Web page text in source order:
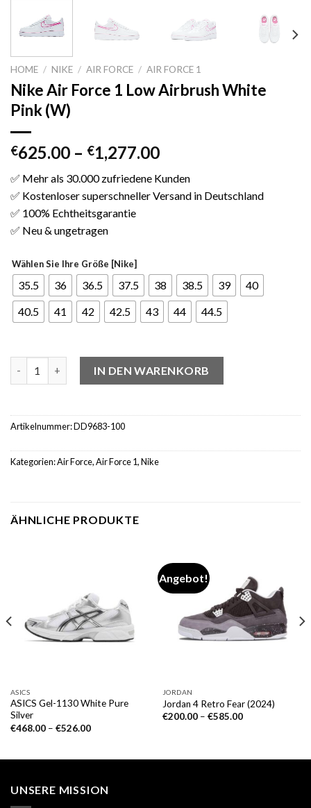
HOME / NIKE / AIR FORCE / AIR FORCE 1
Nike Air Force 1 Low Airbrush White
Pink (W)
€625.00 – €1,277.00
✅ Mehr als 30.000 zufriedene Kunden
✅ Kostenloser superschneller Versand in Deutschland
✅ 100% Echtheitsgarantie
✅ Neu & ungetragen
Wählen Sie Ihre Größe [Nike]
35.5 36 36.5 37.5 38 38.5 39
40
40.5
41 42 42.5 43 44 44.5
IN DEN WARENKORB
Artikelnummer:DD9683-100
Kategorien:Air Force,Air Force 1,Nike
ÄHNLICHE PRODUKTE
ASICS
ASICS Gel-1130 White Pure
Silver
€468.00– €526.00
Angebot!
JORDAN
Jordan 4 Retro Fear (2024)
€200.00– €585.00
UNSERE MISSION